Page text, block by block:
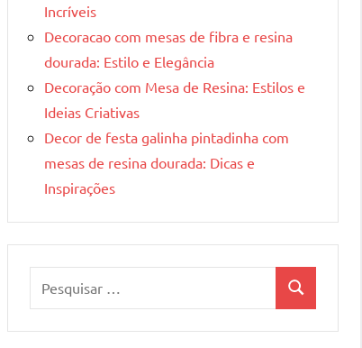
Incríveis
Decoracao com mesas de fibra e resina
dourada: Estilo e Elegância
Decoração com Mesa de Resina: Estilos e
Ideias Criativas
Decor de festa galinha pintadinha com
mesas de resina dourada: Dicas e
Inspirações
Pesquisa